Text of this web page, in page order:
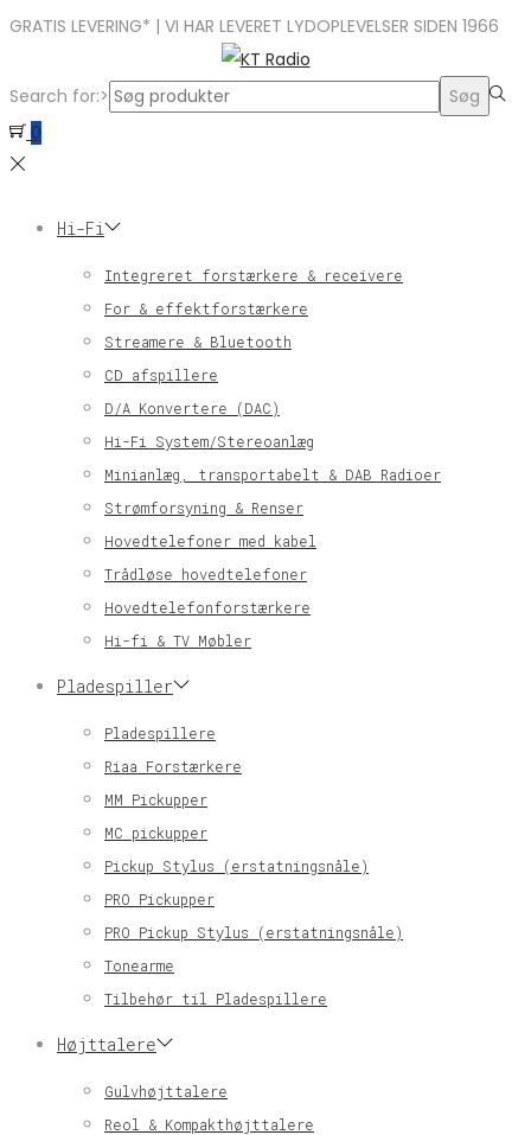
GRATIS LEVERING* | VI HAR LEVERET LYDOPLEVELSER SIDEN 1966
Search for:>
Søg
0
Hi-Fi
Integreret forstærkere & receivere
For & effektforstærkere
Streamere & Bluetooth
CD afspillere
D/A Konvertere (DAC)
Hi-Fi System/Stereoanlæg
Minianlæg, transportabelt & DAB Radioer
Strømforsyning & Renser
Hovedtelefoner med kabel
Trådløse hovedtelefoner
Hovedtelefonforstærkere
Hi-fi & TV Møbler
Pladespiller
Pladespillere
Riaa Forstærkere
MM Pickupper
MC pickupper
Pickup Stylus (erstatningsnåle)
PRO Pickupper
PRO Pickup Stylus (erstatningsnåle)
Tonearme
Tilbehør til Pladespillere
Højttalere
Gulvhøjttalere
Reol & Kompakthøjttalere